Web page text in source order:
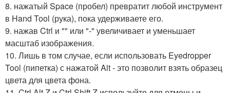
8. нажатый Space (пробел) превратит любой инструмент
в Hand Tool (рука), пока удерживаете его.
9. нажав Ctrl и "" или "-" увеличивает и уменьшает
масштаб изображения.
10. Лишь в том случае, если использовать Eyedropper
Tool (пипетка) с нажатой Alt - это позволит взять образец
цвета для цвета фона.